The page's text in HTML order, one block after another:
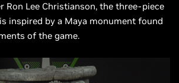
Ron Lee Christianson, the three-piece
inspired by a Maya monument found
of the game.